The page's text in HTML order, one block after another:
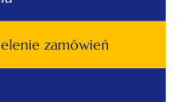
zamówień